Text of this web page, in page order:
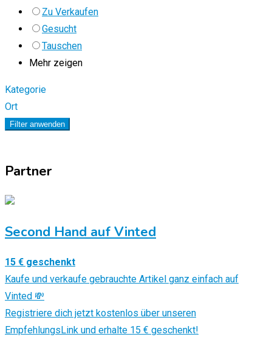
Zu Verkaufen
Gesucht
Tauschen
Mehr zeigen
Kategorie
Ort
Filter anwenden
Partner
Second Hand auf Vinted
15 € geschenkt
Kaufe und verkaufe gebrauchte Artikel ganz einfach auf
Vinted 💸
Registriere dich jetzt kostenlos über unseren
EmpfehlungsLink und erhalte 15 € geschenkt!